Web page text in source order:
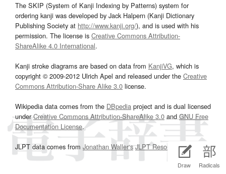
Draw Radicals
The SKIP (System of Kanji Indexing by Patterns) system for
ordering kanji was developed by Jack Halpern (Kanji Dictionary
Publishing Society at http://www.kanji.org/), and is used with his
permission. The license is Creative Commons Attribution-
ShareAlike 4.0 International.
Kanji stroke diagrams are based on data from KanjiVG, which is
copyright © 2009-2012 Ulrich Apel and released under the Creative
Commons Attribution-Share Alike 3.0 license.
Wikipedia data comes from the DBpedia project and is dual licensed
underCreative Commons Attribution-ShareAlike 3.0and GNU Free
Documentation License.
JLPT data comes from Jonathan Waller‘s JLPT Resourcespage.